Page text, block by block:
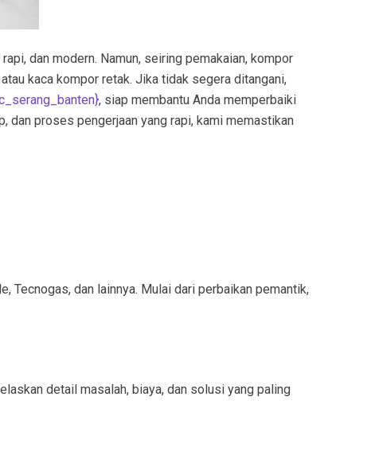
dan modern. Namun, seiring pemakaian, kompor
kaca kompor retak. Jika tidak segera ditangani,
}, siap membantu Anda memperbaiki
dan proses pengerjaan yang rapi, kami memastikan
Tecnogas, dan lainnya. Mulai dari perbaikan pemantik,
detail masalah, biaya, dan solusi yang paling